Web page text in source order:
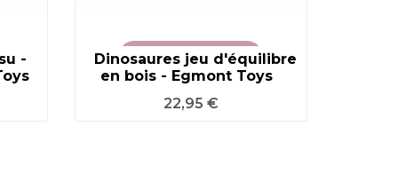
-
Dinosaures jeu d'équilibre
en bois - Egmont Toys
Prix
22,95 €
VOIR LE PRODUIT